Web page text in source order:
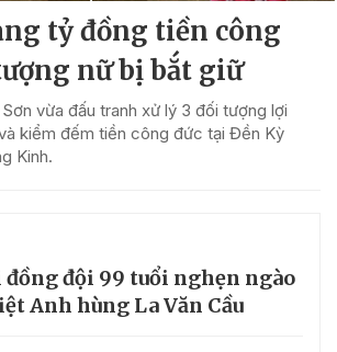
tỷ đồng tiền công
nữ bị bắt giữ
vừa đấu tranh xử lý 3 đối tượng lợi
kiểm đếm tiền công đức tại Đền Kỳ
Kinh.
đồng đội 99 tuổi nghẹn ngào
Anh hùng La Văn Cầu